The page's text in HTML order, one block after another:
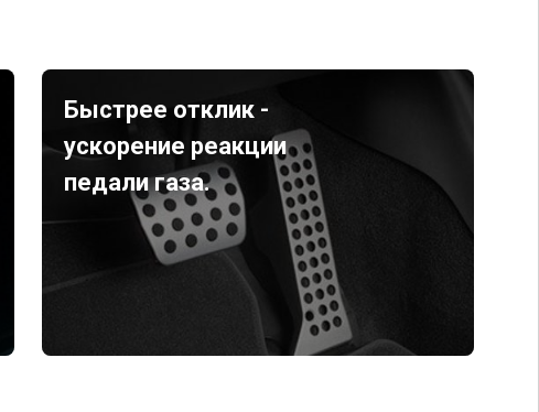
Быстрее отклик -
ускорение реакции
педали газа.